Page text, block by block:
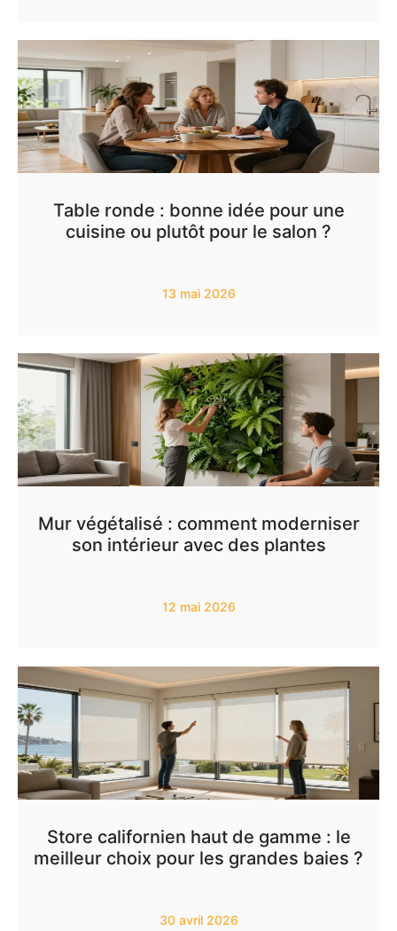
Table ronde : bonne idée pour une
cuisine ou plutôt pour le salon ?
13 mai 2026
Mur végétalisé : comment moderniser
son intérieur avec des plantes
12 mai 2026
Store californien haut de gamme : le
meilleur choix pour les grandes baies ?
30 avril 2026